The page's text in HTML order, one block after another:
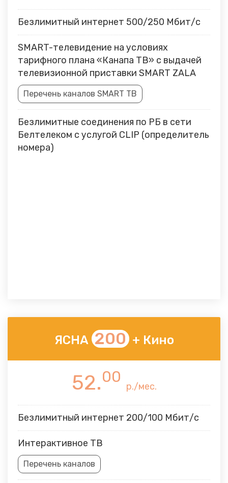
Безлимитный интернет 500/250 Мбит/с
SMART-телевидение на условиях
тарифного плана «Канапа ТВ» с выдачей
телевизионной приставки SMART ZALA
Перечень каналов SMART ТВ
Безлимитные соединения по РБ в сети
Белтелеком с услугой CLIP (определитель
номера)
ЯСНА 200 + Кино
52.00
р./мес.
Безлимитный интернет 200/100 Мбит/с
Интерактивное ТВ
Перечень каналов